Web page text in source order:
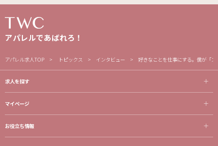
アパレルであばれろ！
アパレル求人TOP トピックス インタビュー 好きなことを仕事にする。僕が「
求人を探す
マイページ
お役立ち情報